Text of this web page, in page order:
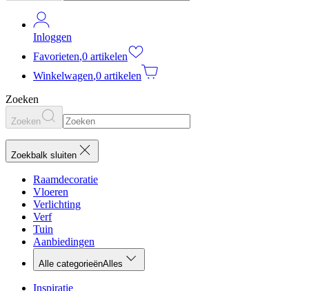
Inloggen
Favorieten,0 artikelen
Winkelwagen,0 artikelen
Zoeken
Zoeken
Zoekbalk sluiten
Raamdecoratie
Vloeren
Verlichting
Verf
Tuin
Aanbiedingen
Alle categorieënAlles
Inspiratie